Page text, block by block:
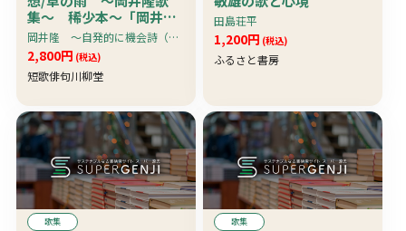
集〜 稀少本〜「岡井
隆」の署名あり 〜２０
０１年９月１１日の米国
同時多発テロをくぎりと
してその前後で章分けを
岡井隆 〜自発的に機会詩（時事詠）を作り、アナーキズムとは、テロリズムとは何かを考えてゆく・・・
2,800円 (税込)
短歌俳句川柳堂
田島荘平
1,200円 (税込)
ふるさと書房
歌集 歌集